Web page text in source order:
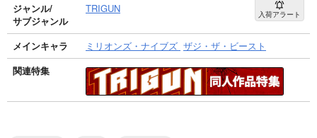
ジャンル/
サブジャンル
TRIGUN 入荷アラート
メインキャラ ミリオンズ・ナイブズ ザジ・ザ・ビースト
関連特集